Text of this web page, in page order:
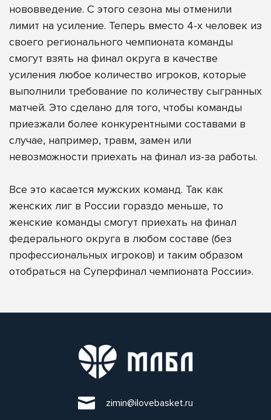
нововведение. С этого сезона мы отменили
лимит на усиление. Теперь вместо 4-х человек из
своего регионального чемпионата команды
смогут взять на финал округа в качестве
усиления любое количество игроков, которые
выполнили требование по количеству сыгранных
матчей. Это сделано для того, чтобы команды
приезжали более конкурентными составами в
случае, например, травм, замен или
невозможности приехать на финал из-за работы.
Все это касается мужских команд. Так как
женских лиг в России гораздо меньше, то
женские команды смогут приехать на финал
федерального округа в любом составе (без
профессиональных игроков) и таким образом
отобраться на Суперфинал чемпионата России».
zimin@ilovebasket.ru